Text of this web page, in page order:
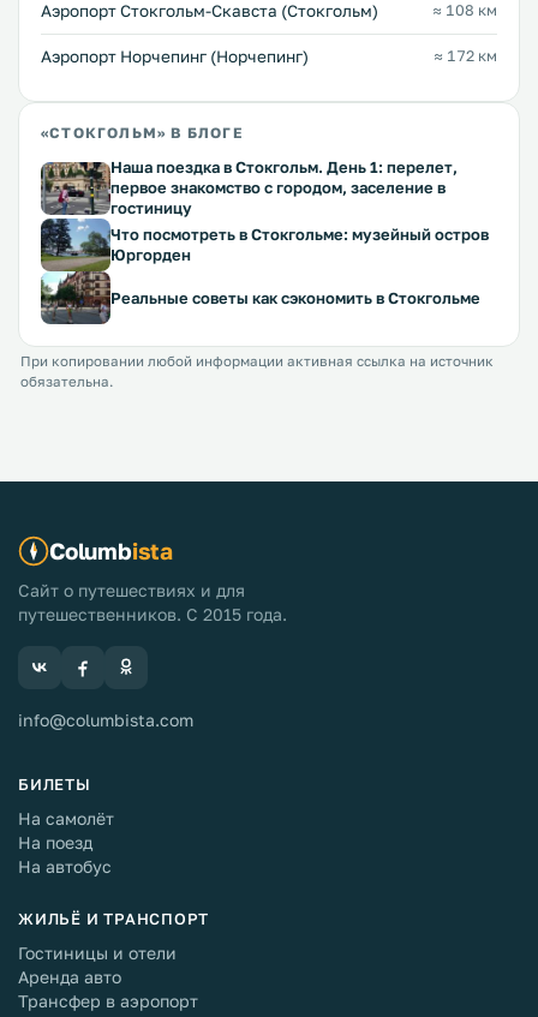
Аэропорт Стокгольм-Скавста (Стокгольм) ≈ 108 км
Аэропорт Норчепинг (Норчепинг) ≈ 172 км
«СТОКГОЛЬМ» В БЛОГЕ
Наша поездка в Стокгольм. День 1: перелет,
первое знакомство с городом, заселение в
гостиницу
Что посмотреть в Стокгольме: музейный остров
Юргорден
Реальные советы как сэкономить в Стокгольме
При копировании любой информации активная ссылка на источник
обязательна.
Columbista
Сайт о путешествиях и для
путешественников. С 2015 года.
info@columbista.com
БИЛЕТЫ
На самолёт
На поезд
На автобус
ЖИЛЬЁ И ТРАНСПОРТ
Гостиницы и отели
Аренда авто
Трансфер в аэропорт